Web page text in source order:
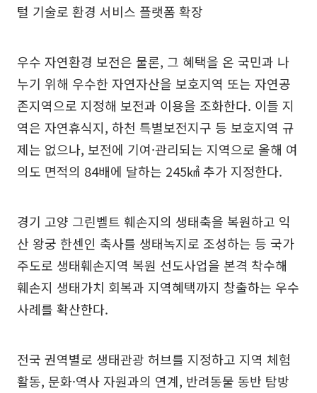
털 기술로 환경 서비스 플랫폼 확장
우수 자연환경 보전은 물론, 그 혜택을 온 국민과 나
누기 위해 우수한 자연자산을 보호지역 또는 자연공
존지역으로 지정해 보전과 이용을 조화한다. 이들 지
역은 자연휴식지, 하천 특별보전지구 등 보호지역 규
제는 없으나, 보전에 기여·관리되는 지역으로 올해 여
의도 면적의 84배에 달하는 245㎢ 추가 지정한다.
경기 고양 그린벨트 훼손지의 생태축을 복원하고 익
산 왕궁 한센인 축사를 생태녹지로 조성하는 등 국가
주도로 생태훼손지역 복원 선도사업을 본격 착수해
훼손지 생태가치 회복과 지역혜택까지 창출하는 우수
사례를 확산한다.
전국 권역별로 생태관광 허브를 지정하고 지역 체험
활동, 문화·역사 자원과의 연계, 반려동물 동반 탐방